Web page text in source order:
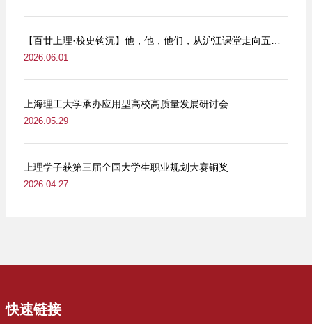
2026.06.01
上海理工大学承办应用型高校高质量发展研讨会
2026.05.29
上理学子获第三届全国大学生职业规划大赛铜奖
2026.04.27
快速链接